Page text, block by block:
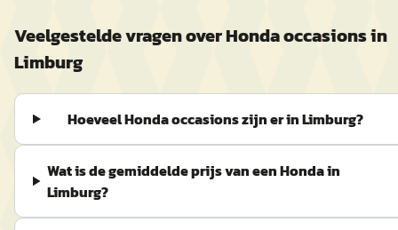
Veelgestelde vragen overHondaoccasions in
Limburg
Hoeveel Honda occasions zijn er in Limburg?
Wat is de gemiddelde prijs van een Honda in
Limburg?